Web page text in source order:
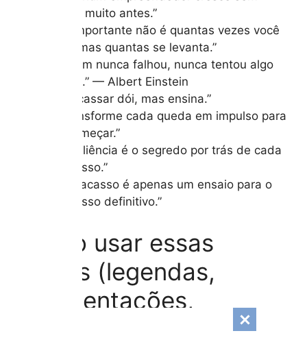
errar muito antes.”
“O importante não é quantas vezes você
cai, mas quantas se levanta.”
“Quem nunca falhou, nunca tentou algo
novo.” — Albert Einstein
“Fracassar dói, mas ensina.”
“Transforme cada queda em impulso para
recomeçar.”
“Resiliência é o segredo por trás de cada
sucesso.”
“O fracasso é apenas um ensaio para o
sucesso definitivo.”
Como usar essas
frases (legendas,
apresentações,